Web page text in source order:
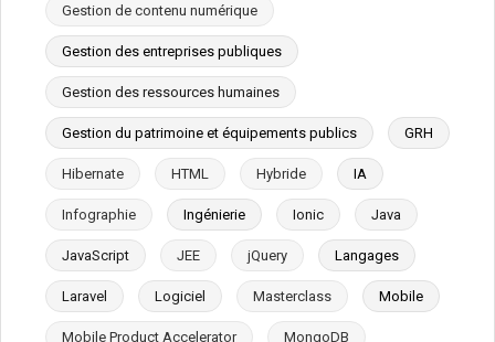
Gestion de contenu numérique
Gestion des entreprises publiques
Gestion des ressources humaines
Gestion du patrimoine et équipements publics GRH
Hibernate HTML Hybride IA
Infographie Ingénierie Ionic Java
JavaScript JEE jQuery Langages
Laravel Logiciel Masterclass Mobile
Mobile Product Accelerator MongoDB